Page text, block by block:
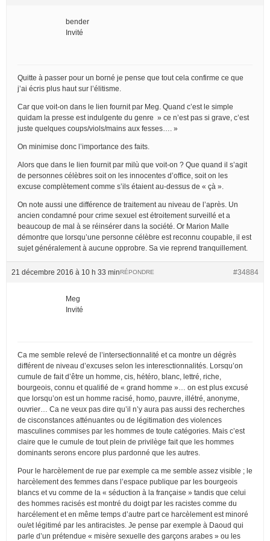
bender
Invité
Quitte à passer pour un borné je pense que tout cela confirme ce que
j’ai écris plus haut sur l’élitisme.
Car que voit-on dans le lien fournit par Meg. Quand c’est le simple
quidam la presse est indulgente du genre » ce n’est pas si grave, c’est
juste quelques coups/viols/mains aux fesses…. »
On minimise donc l’importance des faits.
Alors que dans le lien fournit par milù que voit-on ? Que quand il s’agit
de personnes célèbres soit on les innocentes d’office, soit on les
excuse complètement comme s’ils étaient au-dessus de « çà ».
On note aussi une différence de traitement au niveau de l’après. Un
ancien condamné pour crime sexuel est étroitement surveillé et a
beaucoup de mal à se réinsérer dans la société. Or Marion Malle
démontre que lorsqu’une personne célèbre est reconnu coupable, il est
sujet généralement à aucune opprobre. Sa vie reprend tranquillement.
21 décembre 2016 à 10 h 33 min #34884
RÉPONDRE
Meg
Invité
Ca me semble relevé de l’intersectionnalité et ca montre un dégrès
différent de niveau d’excuses selon les interesctionnalités. Lorsqu’on
cumule de fait d’être un homme, cis, hétéro, blanc, lettré, riche,
bourgeois, connu et qualifié de « grand homme »… on est plus excusé
que lorsqu’on est un homme racisé, homo, pauvre, illétré, anonyme,
ouvrier… Ca ne veux pas dire qu’il n’y aura pas aussi des recherches
de cisconstances atténuantes ou de légitimation des violences
masculines commises par les hommes de toute catégories. Mais c’est
claire que le cumule de tout plein de privilège fait que les hommes
dominants serons encore plus pardonné que les autres.
Pour le harcèlement de rue par exemple ca me semble assez visible ; le
harcèlement des femmes dans l’espace publique par les bourgeois
blancs et vu comme de la « séduction à la française » tandis que celui
des hommes racisés est montré du doigt par les racistes comme du
harcélement et en même temps d’autre part ce harcèlement est minoré
ou/et légitimé par les antiracistes. Je pense par exemple à Daoud qui
parle d’un prétendue « misère sexuelle des garçons arabes » ou les